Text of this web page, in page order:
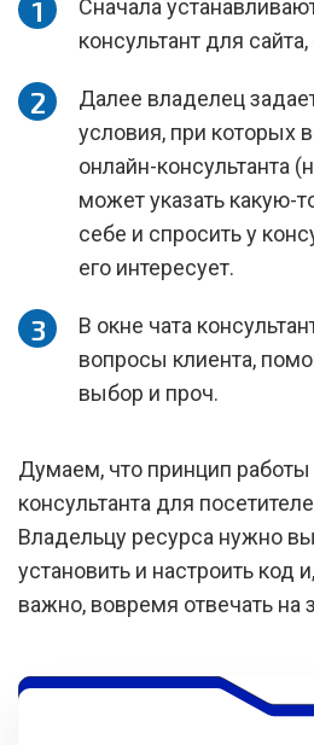
Сначала
консультант для
Далее владелец
условия, при которых
онлайн-консультанта
может указать какую-
себе и спросить у
его интересует.
В окне чата
вопросы клиента,
выбор и проч.
Думаем, что принцип работы
консультанта для
Владельцу ресурса нужно
установить и настроить код
важно, вовремя отвечать на